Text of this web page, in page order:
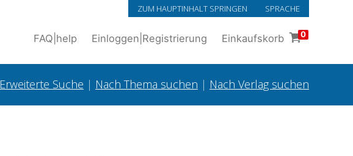
ZUM HAUPTINHALT SPRINGEN SPRACHE
FAQ help Einloggen Registrierung Einkaufskorb 0
Erweiterte Suche | Nach Thema suchen | Nach Verlag suchen